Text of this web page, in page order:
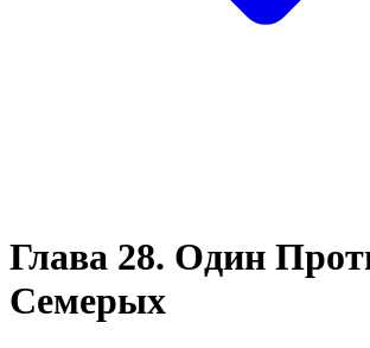
Глава 28. Один
Семерых